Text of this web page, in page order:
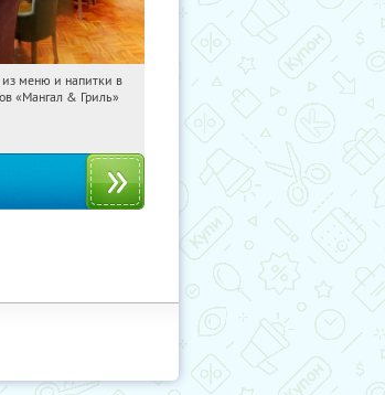
Купили:1532
меню и напитки в
«Мангал & Гриль»